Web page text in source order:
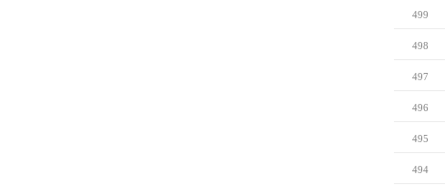
499
498
497
496
495
494